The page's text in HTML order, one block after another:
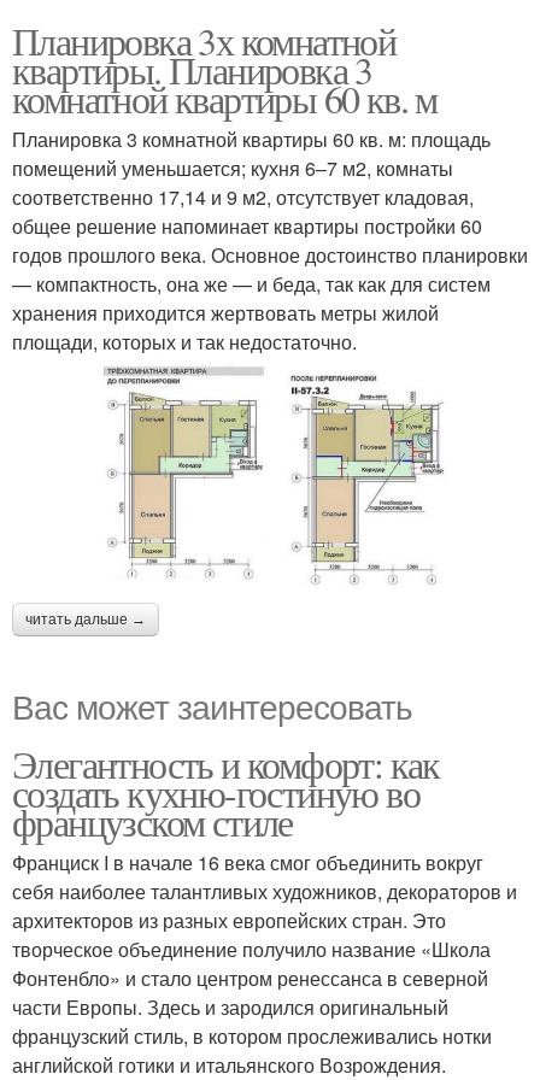
Планировка 3х комнатной
квартиры. Планировка 3
комнатной квартиры 60 кв. м
Планировка 3 комнатной квартиры 60 кв. м: площадь
помещений уменьшается; кухня 6–7 м2, комнаты
соответственно 17,14 и 9 м2, отсутствует кладовая,
общее решение напоминает квартиры постройки 60
годов прошлого века. Основное достоинство планировки
— компактность, она же — и беда, так как для систем
хранения приходится жертвовать метры жилой
площади, которых и так недостаточно.
читать дальше →
Вас может заинтересовать
Элегантность и комфорт: как
создать кухню-гостиную во
французском стиле
Франциск I в начале 16 века смог объединить вокруг
себя наиболее талантливых художников, декораторов и
архитекторов из разных европейских стран. Это
творческое объединение получило название «Школа
Фонтенбло» и стало центром ренессанса в северной
части Европы. Здесь и зародился оригинальный
французский стиль, в котором прослеживались нотки
английской готики и итальянского Возрождения.